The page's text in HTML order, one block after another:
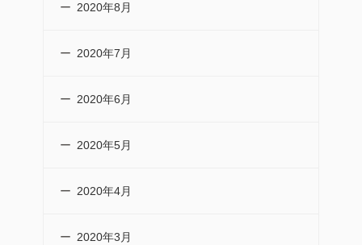
2020年8月
2020年7月
2020年6月
2020年5月
2020年4月
2020年3月